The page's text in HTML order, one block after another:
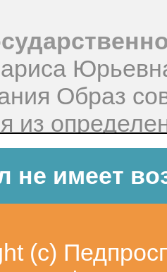
Образ
из
он
помогает
с
не имеет
(c)